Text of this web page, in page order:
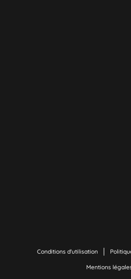
Conditions d'utilisation
Mentions